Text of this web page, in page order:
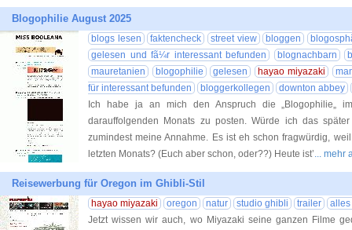
Blogophilie August 2025
blogs lesen faktencheck street view bloggen
gelesen und fã¼r interessant befunden
blognachbarn
mauretanien
blogophilie gelesen hayao miyazaki
für interessant befunden
bloggerkollegen
downton abbey
Ich habe ja an mich den Anspruch die „Blogophilie„
darauffolgenden Monats zu posten. Würde ich das
zumindest meine Annahme. Es ist eh schon fragwürdig,
letzten Monats? (Euch aber schon, oder??) Heute ist’... mehr
Reisewerbung für Oregon im Ghibli-Stil
hayao miyazaki oregon natur studio ghibli trailer
alles
Jetzt wissen wir auch, wo Miyazaki seine ganzen Filme